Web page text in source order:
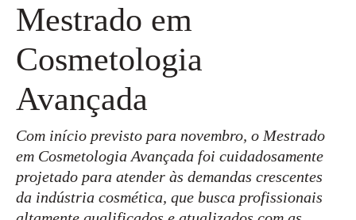
Mestrado em
Cosmetologia
Avançada
Com início previsto para novembro, o Mestrado
em Cosmetologia Avançada foi cuidadosamente
projetado para atender às demandas crescentes
da indústria cosmética, que busca profissionais